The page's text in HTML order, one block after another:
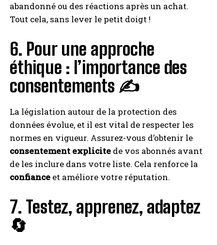
abandonné ou des réactions après un achat.
Tout cela, sans lever le petit doigt !
6. Pour une approche
éthique : l’importance des
consentements ✍️
La législation autour de la protection des
données évolue, et il est vital de respecter les
normes en vigueur. Assurez-vous d’obtenir le
consentement explicite de vos abonnés avant
de les inclure dans votre liste. Cela renforce la
confiance et améliore votre réputation.
7. Testez, apprenez, adaptez
🔄